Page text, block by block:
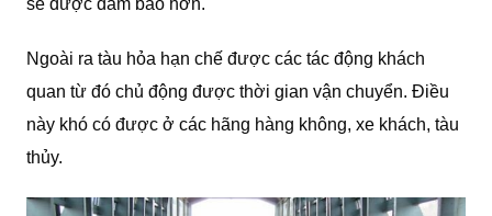
Ngoài ra tàu hỏa hạn chế được các tác động khách
quan từ đó chủ động được thời gian vận chuyển. Điều
này khó có được ở các hãng hàng không, xe khách, tàu
thủy.